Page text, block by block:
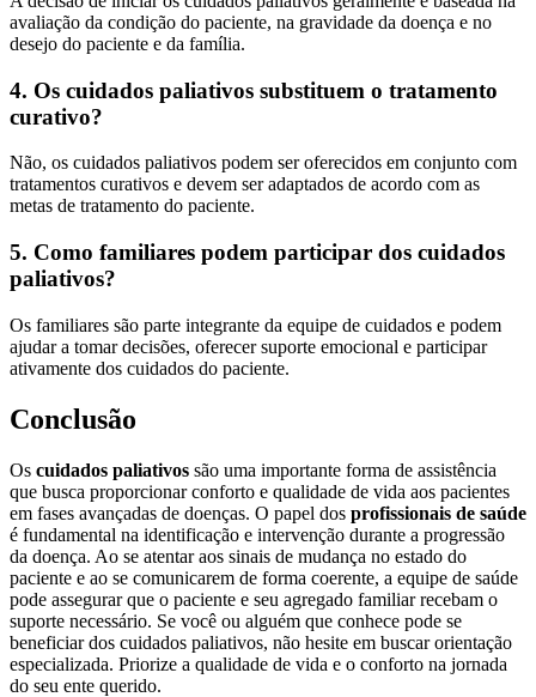
avaliação da condição do paciente, na gravidade da doença e no
desejo do paciente e da família.
4. Os cuidados paliativos substituem o tratamento
curativo?
Não, os cuidados paliativos podem ser oferecidos em conjunto com
tratamentos curativos e devem ser adaptados de acordo com as
metas de tratamento do paciente.
5. Como familiares podem participar dos cuidados
paliativos?
Os familiares são parte integrante da equipe de cuidados e podem
ajudar a tomar decisões, oferecer suporte emocional e participar
ativamente dos cuidados do paciente.
Conclusão
Os cuidados paliativos são uma importante forma de assistência
que busca proporcionar conforto e qualidade de vida aos pacientes
em fases avançadas de doenças. O papel dos profissionais de saúde
é fundamental na identificação e intervenção durante a progressão
da doença. Ao se atentar aos sinais de mudança no estado do
paciente e ao se comunicarem de forma coerente, a equipe de saúde
pode assegurar que o paciente e seu agregado familiar recebam o
suporte necessário. Se você ou alguém que conhece pode se
beneficiar dos cuidados paliativos, não hesite em buscar orientação
especializada. Priorize a qualidade de vida e o conforto na jornada
do seu ente querido.